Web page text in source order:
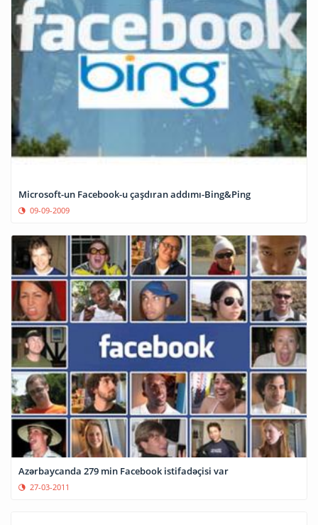
Microsoft-un Facebook-u çaşdıran addımı-Bing&Ping
09-09-2009
Azərbaycanda 279 min Facebook istifadəçisi var
27-03-2011